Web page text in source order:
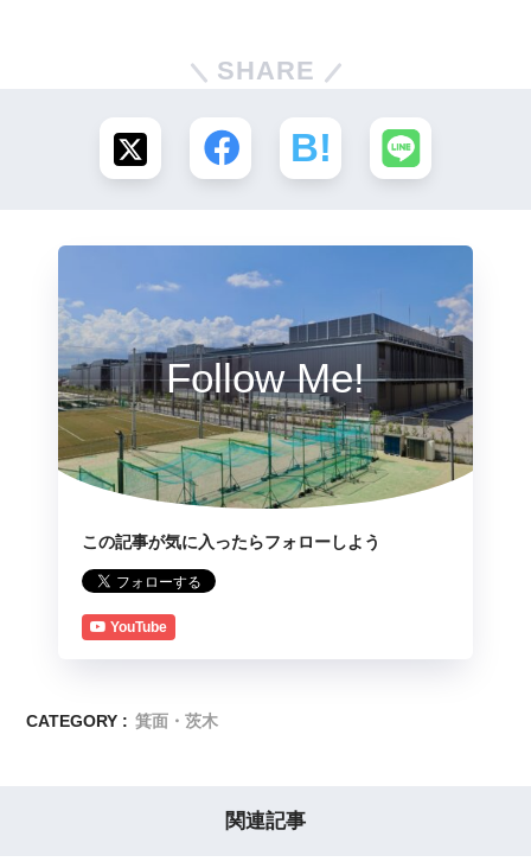
SHARE
Follow Me!
この記事が気に入ったらフォローしよう
YouTube
CATEGORY : 箕面・茨木
関連記事